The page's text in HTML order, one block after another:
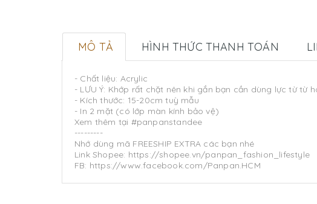
MÔ TẢ HÌNH THỨC THANH TOÁN
- Chất liệu: Acrylic
- LƯU Ý: Khớp rất chặt nên khi gắn bạn cần dùng lực từ từ
- Kích thước: 15-20cm tuỳ mẫu
- In 2 mặt (có lớp màn kính bảo vệ)
Xem thêm tại #panpanstandee
---------
Nhớ dùng mã FREESHIP EXTRA các bạn nhé
Link Shopee: https://shopee.vn/panpan_fashion_lifestyle
FB: https://www.facebook.com/Panpan.HCM